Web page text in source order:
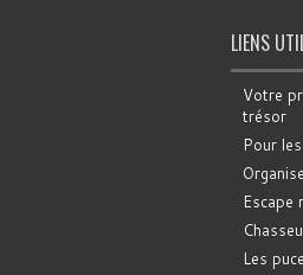
LIENS
Votre
trésor
Pour
Escape
Les